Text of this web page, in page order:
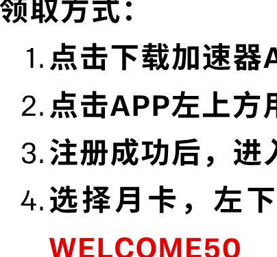
选择
超多加速服务器节点，并且还在不断增加中。
性
领先的自研发通信协议，深度保护特征，不论您
加速。
密